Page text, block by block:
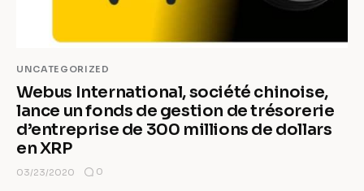
UNCATEGORIZED
Webus International, société chinoise,
lance un fonds de gestion de trésorerie
d’entreprise de 300 millions de dollars
en XRP
03/23/2020 0